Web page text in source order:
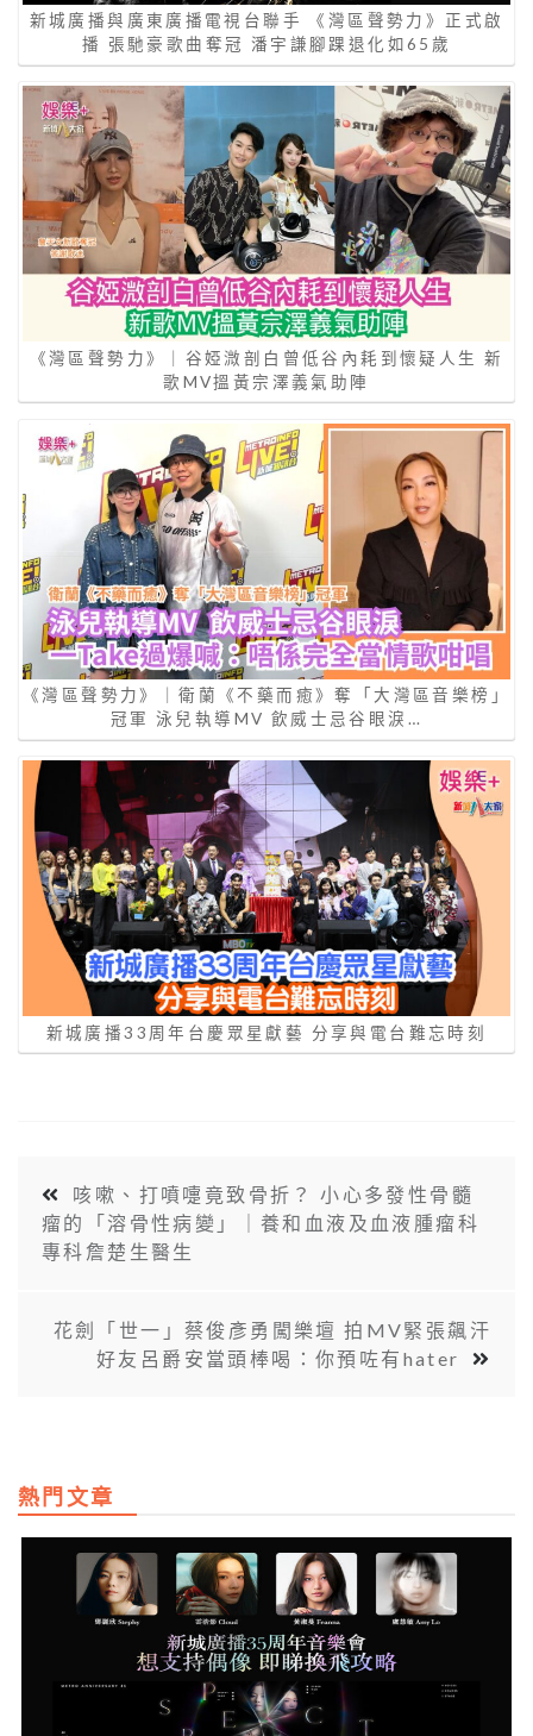
新城廣播與廣東廣播電視台聯手 《灣區聲勢力》正式啟
播 張馳豪歌曲奪冠 潘宇謙腳踝退化如65歲
《灣區聲勢力》｜谷婭溦剖白曾低谷內耗到懷疑人生 新
歌MV搵黃宗澤義氣助陣
《灣區聲勢力》｜衛蘭《不藥而癒》奪「大灣區音樂榜」
冠軍 泳兒執導MV 飲威士忌谷眼淚…
新城廣播33周年台慶眾星獻藝 分享與電台難忘時刻
咳嗽、打噴嚏竟致骨折？ 小心多發性骨髓
瘤的「溶骨性病變」｜養和血液及血液腫瘤科
專科詹楚生醫生
花劍「世一」蔡俊彥勇闖樂壇 拍MV緊張飆汗
好友呂爵安當頭棒喝：你預咗有hater
熱門文章